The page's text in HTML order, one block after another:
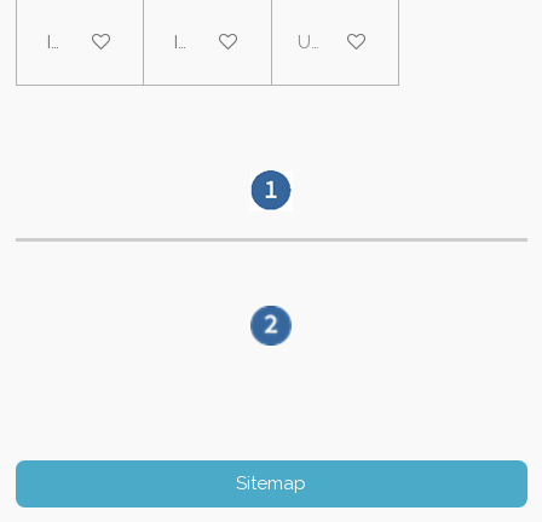
In winkelwagenIn winkelwagenUitverkocht
Sitemap